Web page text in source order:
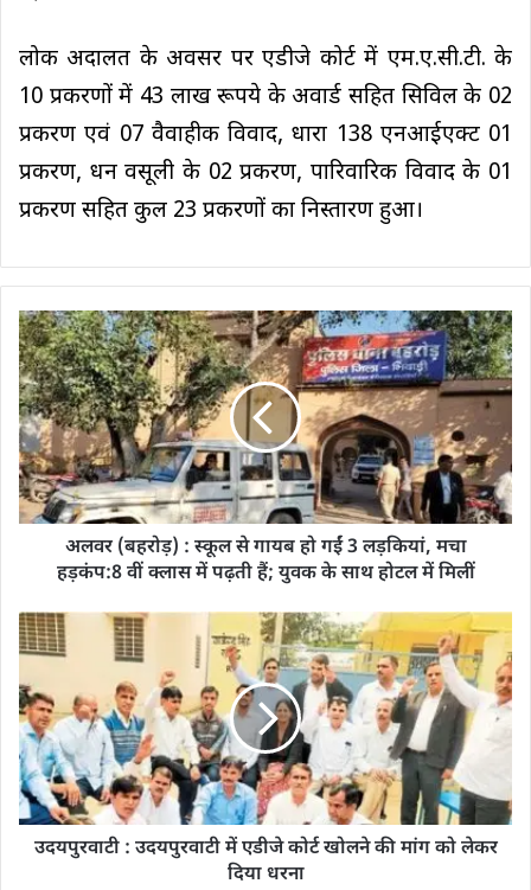
लोक अदालत के अवसर पर एडीजे कोर्ट में एम.ए.सी.टी. के
10 प्रकरणों में 43 लाख रूपये के अवार्ड सहित सिविल के 02
प्रकरण एवं 07 वैवाहीक विवाद, धारा 138 एनआईएक्ट 01
प्रकरण, धन वसूली के 02 प्रकरण, पारिवारिक विवाद के 01
प्रकरण सहित कुल 23 प्रकरणों का निस्तारण हुआ।
अलवर (बहरोड़) : स्कूल से गायब हो गईं 3 लड़कियां, मचा
हड़कंप:8 वीं क्लास में पढ़ती हैं; युवक के साथ होटल में मिलीं
उदयपुरवाटी : उदयपुरवाटी में एडीजे कोर्ट खोलने की मांग को लेकर
दिया धरना